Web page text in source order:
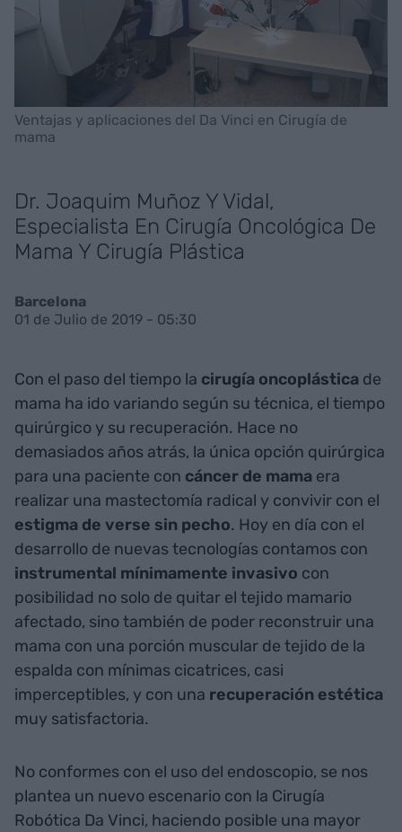
Ventajas y aplicaciones del Da Vinci en Cirugía de
mama
Dr. Joaquim Muñoz Y Vidal,
Especialista En Cirugía Oncológica De
Mama Y Cirugía Plástica
Barcelona
01 de Julio de 2019 - 05:30
Con el paso del tiempo la cirugía oncoplástica de
mama ha ido variando según su técnica, el tiempo
quirúrgico y su recuperación. Hace no
demasiados años atrás, la única opción quirúrgica
para una paciente con cáncer de mama era
realizar una mastectomía radical y convivir con el
estigma de verse sin pecho. Hoy en día con el
desarrollo de nuevas tecnologías contamos con
instrumental mínimamente invasivo con
posibilidad no solo de quitar el tejido mamario
afectado, sino también de poder reconstruir una
mama con una porción muscular de tejido de la
espalda con mínimas cicatrices, casi
imperceptibles, y con una recuperación estética
muy satisfactoria.
No conformes con el uso del endoscopio, se nos
plantea un nuevo escenario con la Cirugía
Robótica Da Vinci, haciendo posible una mayor